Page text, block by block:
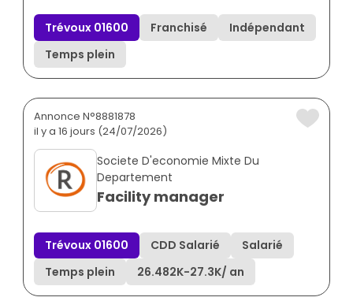
Trévoux 01600 Franchisé
Indépendant
Temps plein
Annonce N°8881878
il y a 16 jours (24/07/2026)
Societe D'economie Mixte Du
Departement
Facility manager
Trévoux 01600 CDD Salarié
Salarié
Temps plein
26.482K-27.3K/ an